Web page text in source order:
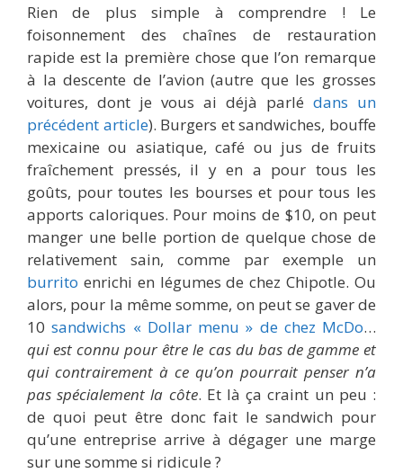
Rien de plus simple à comprendre ! Le
foisonnement des chaînes de restauration
rapide est la première chose que l’on remarque
à la descente de l’avion (autre que les grosses
voitures, dont je vous ai déjà parlé dans un
précédent article). Burgers et sandwiches, bouffe
mexicaine ou asiatique, café ou jus de fruits
fraîchement pressés, il y en a pour tous les
goûts, pour toutes les bourses et pour tous les
apports caloriques. Pour moins de $10, on peut
manger une belle portion de quelque chose de
relativement sain, comme par exemple un
burrito enrichi en légumes de chez Chipotle. Ou
alors, pour la même somme, on peut se gaver de
10sandwichs « Dollar menu » de chez McDo…
qui est connu pour être le cas du bas de gamme et
qui contrairement à ce qu’on pourrait penser n’a
pas spécialement la côte. Et là ça craint un peu :
de quoi peut être donc fait le sandwich pour
qu’une entreprise arrive à dégager une marge
sur une somme si ridicule ?